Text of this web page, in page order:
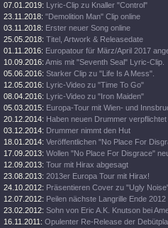
07.01.2019: Lyric-Clip zu Knaller "Control"
23.11.2018: "Demolition Man" Clip online
03.11.2018: Erster neuer Song online
25.05.2018: Titel, Artwork & Releasedate
01.11.2016: Europatour für März/April 2017
10.09.2016: Amis mit "Seventh Seal" Lyric-Clip.
05.06.2016: Starker Clip zu "Life Is A Mess".
12.05.2016: Lyric-Video zu "Time To Go"
08.04.2016: Lyric-Video zu "Iron Maiden"
05.03.2015: Europa-Tour mit Wien- und
20.12.2014: Haben neuen Drummer verpflichtet
03.12.2014: Drummer nimmt den Hut
18.01.2014: Veröffentlichen "No Place For
17.09.2013: Wollen "No Place For Disgrace"
12.09.2013: Tour mit Hirax abgesagt
23.08.2013: 2013er Europa Tour mit Hirax!
24.10.2012: Präsentieren Cover zu "Ugly
12.07.2012: Peilen nächste Langrille Ende 2012
23.02.2012: Sohn von Eric A.K. Knutson bei
16.11.2011: Opulenter Re-Release der